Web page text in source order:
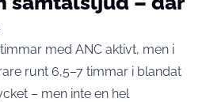
med ANC aktivt, men i
runt 6,5–7 timmar i blandat
– men inte en hel